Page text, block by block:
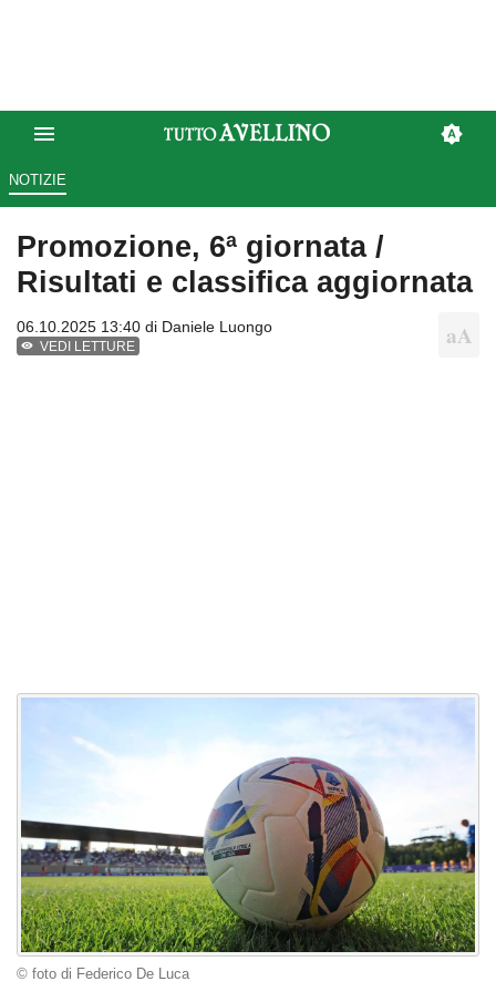
NOTIZIE
Promozione, 6ª giornata /
Risultati e classifica aggiornata
06.10.2025 13:40 di Daniele Luongo
VEDI LETTURE
© foto di Federico De Luca